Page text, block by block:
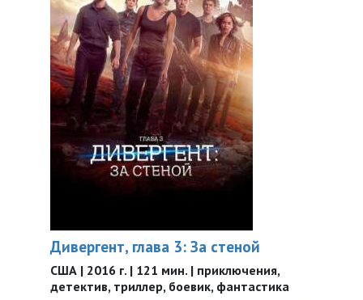
Дивергент, глава 3: За стеной
США | 2016 г. | 121 мин. | приключения,
детектив, триллер, боевик, фантастика